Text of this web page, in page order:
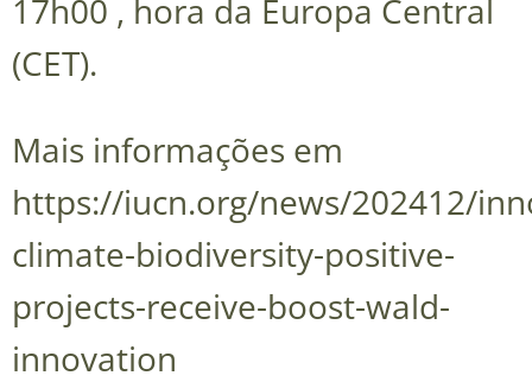
17h00 , hora da Europa Central
(CET).
Mais informações em
https://iucn.org/news/202412/
climate-biodiversity-positive-
projects-receive-boost-wald-
innovation